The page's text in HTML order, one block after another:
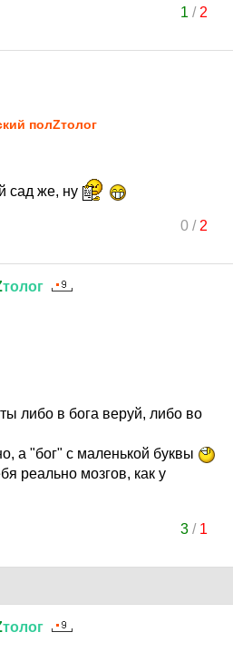
1 / 2
полZтолог
сад же, ну
0/ 2
толог
либо в бога веруй, либо во
а "бог" с маленькой буквы
реально мозгов, как у
3/ 1
толог